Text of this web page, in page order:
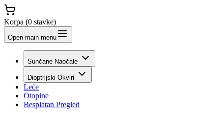
Korpa (0 stavke)
Open main menu
Sunčane Naočale
Dioptrijski Okviri
Leće
Otopine
Besplatan Pregled